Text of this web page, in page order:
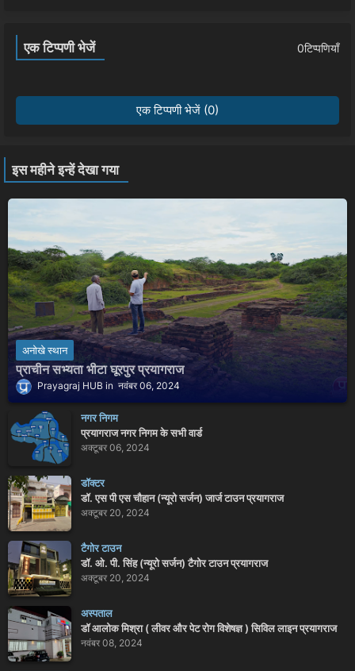
एक टिप्पणी भेजें 0टिप्पणियाँ
एक टिप्पणी भेजें (0)
इस महीने इन्हें देखा गया
अनोखे स्थान
प्राचीन सभ्यता भीटा घूरपुर प्रयागराज
Prayagraj HUB नवंबर 06, 2024
नगर निगम
प्रयागराज नगर निगम के सभी वार्ड
अक्टूबर 06, 2024
डॉक्टर
डॉ. एस पी एस चौहान (न्यूरो सर्जन) जार्ज टाउन प्रयागराज
अक्टूबर 20, 2024
टैगोर टाउन
डॉ. ओ. पी. सिंह (न्यूरो सर्जन) टैगोर टाउन प्रयागराज
अक्टूबर 20, 2024
अस्पताल
डॉ आलोक मिश्रा ( लीवर और पेट रोग विशेषज्ञ ) सिविल लाइन प्रयागराज
नवंबर 08, 2024